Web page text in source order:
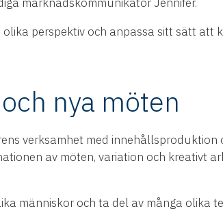
perspektiv och anpassa sitt sätt att
nya möten
verksamhet med innehållsproduktion
av möten, variation och kreativt
människor och ta del av många olika